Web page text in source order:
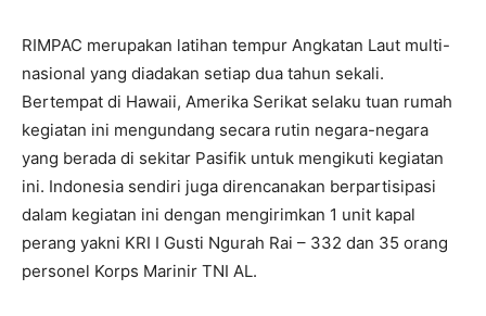
RIMPAC merupakan latihan tempur Angkatan Laut multi-
nasional yang diadakan setiap dua tahun sekali.
Bertempat di Hawaii, Amerika Serikat selaku tuan rumah
kegiatan ini mengundang secara rutin negara-negara
yang berada di sekitar Pasifik untuk mengikuti kegiatan
ini. Indonesia sendiri juga direncanakan berpartisipasi
dalam kegiatan ini dengan mengirimkan 1 unit kapal
perang yakni KRI I Gusti Ngurah Rai – 332 dan 35 orang
personel Korps Marinir TNI AL.